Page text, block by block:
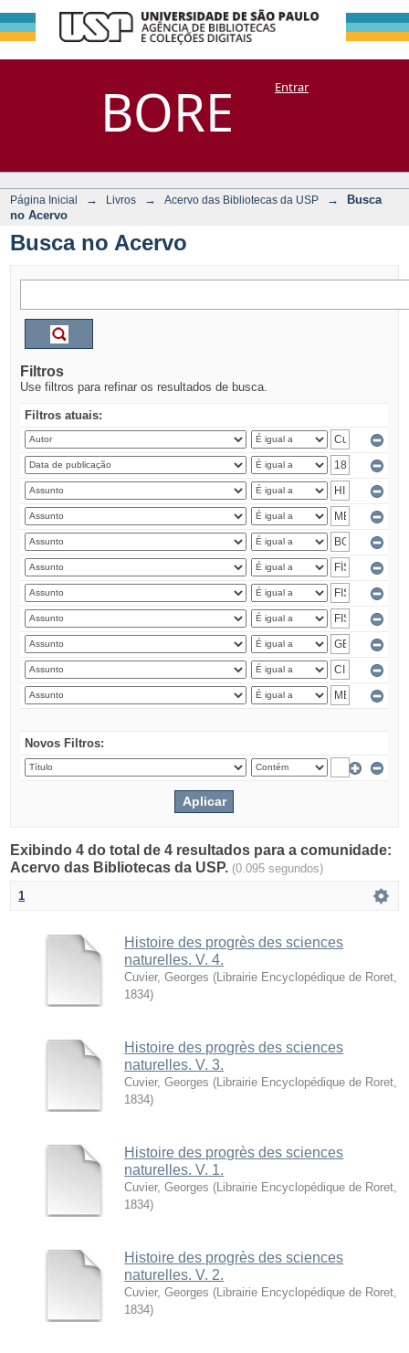
BORE
Busca no Acervo
DSpace/Manakin + CoriscoEntrar
Página Inicial → Livros → Acervo das Bibliotecas da USP →
Busca
no Acervo
Busca no Acervo
Filtros
Use filtros para refinar os resultados de busca.
Filtros atuais:
Novos Filtros:
Exibindo 4 do total de 4 resultados para a comunidade:
Acervo das Bibliotecas da USP. (0.095 segundos)
1
Histoire des progrès des sciences
naturelles. V. 4.
Cuvier, Georges ( Librairie Encyclopédique de Roret
1834)
Histoire des progrès des sciences
naturelles. V. 3.
Cuvier, Georges ( Librairie Encyclopédique de Roret
1834)
Histoire des progrès des sciences
naturelles. V. 1.
Cuvier, Georges ( Librairie Encyclopédique de Roret
1834)
Histoire des progrès des sciences
naturelles. V. 2.
Cuvier, Georges ( Librairie Encyclopédique de Roret
1834)